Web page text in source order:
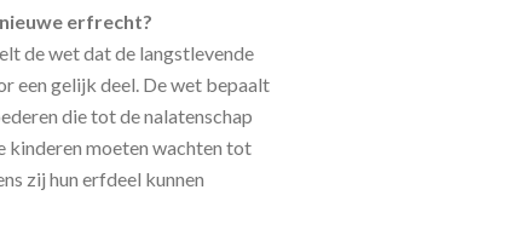
erfrecht?
de wet dat de langstlevende
een gelijk deel. De wet bepaalt
die tot de nalatenschap
kinderen moeten wachten tot
zij hun erfdeel kunnen